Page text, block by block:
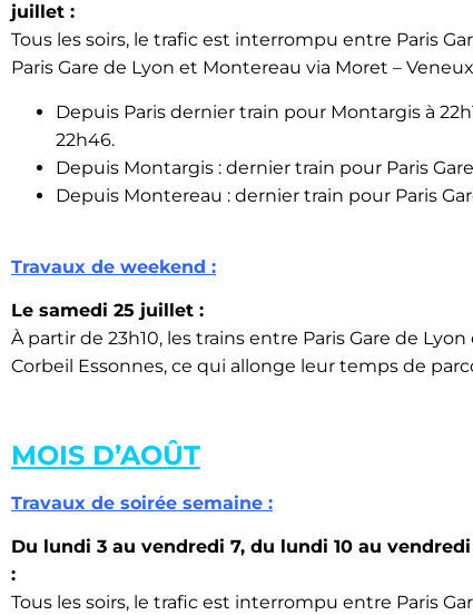
juillet :
Tous les soirs, le trafic est interrompu entre Paris
Paris Gare de Lyon et Montereau via Moret –
Depuis Paris dernier train pour Montargis à
22h46.
Depuis Montargis : dernier train pour Paris
Depuis Montereau : dernier train pour Paris
Travaux de weekend :
Le samedi 25 juillet :
À partir de 23h10, les trains entre Paris Gare de
Corbeil Essonnes, ce qui allonge leur temps de
MOIS D’AOÛT
Travaux de soirée semaine :
Du lundi 3 au vendredi 7, du lundi 10 au
:
Tous les soirs, le trafic est interrompu entre Paris